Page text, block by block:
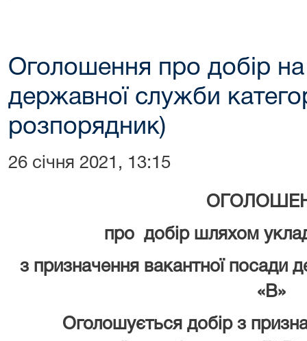
Оголошення про добір
державної служби
розпорядник)
26 січня 2021, 13:15
про добір шляхом
з призначення вакантної посади
«В»
Оголошується добір з